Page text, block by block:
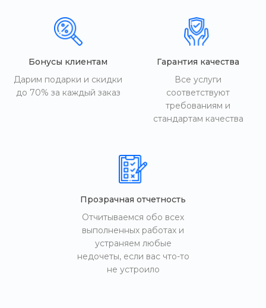
Бонусы клиентам
Дарим подарки и скидки
до 70% за каждый заказ
Гарантия качества
Все услуги
соответствуют
требованиям и
стандартам качества
Прозрачная отчетность
Отчитываемся обо всех
выполненных работах и
устраняем любые
недочеты, если вас что-то
не устроило